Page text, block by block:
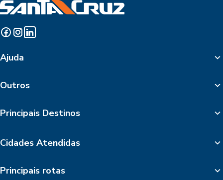
Ajuda
Outros
Principais Destinos
Cidades Atendidas
Principais rotas